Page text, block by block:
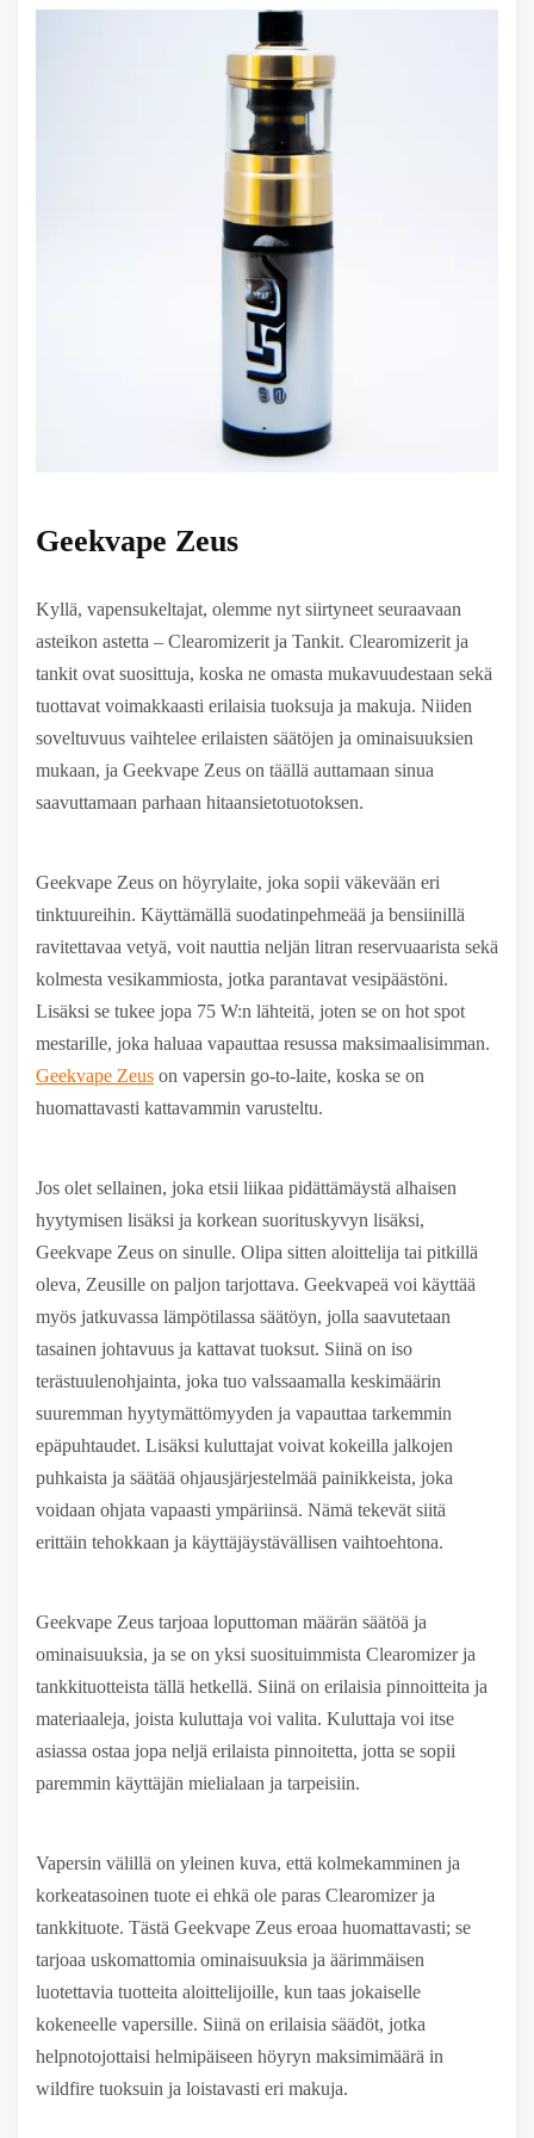
Geekvape Zeus
Kyllä, vapensukeltajat, olemme nyt siirtyneet seuraavaan
asteikon astetta – Clearomizerit ja Tankit. Clearomizerit ja
tankit ovat suosittuja, koska ne omasta mukavuudestaan sekä
tuottavat voimakkaasti erilaisia tuoksuja ja makuja. Niiden
soveltuvuus vaihtelee erilaisten säätöjen ja ominaisuuksien
mukaan, ja Geekvape Zeus on täällä auttamaan sinua
saavuttamaan parhaan hitaansietotuotoksen.
Geekvape Zeus on höyrylaite, joka sopii väkevään eri
tinktuureihin. Käyttämällä suodatinpehmeää ja bensiinillä
ravitettavaa vetyä, voit nauttia neljän litran reservuaarista sekä
kolmesta vesikammiosta, jotka parantavat vesipäästöni.
Lisäksi se tukee jopa 75 W:n lähteitä, joten se on hot spot
mestarille, joka haluaa vapauttaa resussa maksimaalisimman.
Geekvape Zeus on vapersin go-to-laite, koska se on
huomattavasti kattavammin varusteltu.
Jos olet sellainen, joka etsii liikaa pidättämäystä alhaisen
hyytymisen lisäksi ja korkean suorituskyvyn lisäksi,
Geekvape Zeus on sinulle. Olipa sitten aloittelija tai pitkillä
oleva, Zeusille on paljon tarjottava. Geekvapeä voi käyttää
myös jatkuvassa lämpötilassa säätöyn, jolla saavutetaan
tasainen johtavuus ja kattavat tuoksut. Siinä on iso
terästuulenohjainta, joka tuo valssaamalla keskimäärin
suuremman hyytymättömyyden ja vapauttaa tarkemmin
epäpuhtaudet. Lisäksi kuluttajat voivat kokeilla jalkojen
puhkaista ja säätää ohjausjärjestelmää painikkeista, joka
voidaan ohjata vapaasti ympäriinsä. Nämä tekevät siitä
erittäin tehokkaan ja käyttäjäystävällisen vaihtoehtona.
Geekvape Zeus tarjoaa loputtoman määrän säätöä ja
ominaisuuksia, ja se on yksi suosituimmista Clearomizer ja
tankkituotteista tällä hetkellä. Siinä on erilaisia pinnoitteita ja
materiaaleja, joista kuluttaja voi valita. Kuluttaja voi itse
asiassa ostaa jopa neljä erilaista pinnoitetta, jotta se sopii
paremmin käyttäjän mielialaan ja tarpeisiin.
Vapersin välillä on yleinen kuva, että kolmekamminen ja
korkeatasoinen tuote ei ehkä ole paras Clearomizer ja
tankkituote. Tästä Geekvape Zeus eroaa huomattavasti; se
tarjoaa uskomattomia ominaisuuksia ja äärimmäisen
luotettavia tuotteita aloittelijoille, kun taas jokaiselle
kokeneelle vapersille. Siinä on erilaisia säädöt, jotka
helpnotojottaisi helmipäiseen höyryn maksimimäärä in
wildfire tuoksuin ja loistavasti eri makuja.